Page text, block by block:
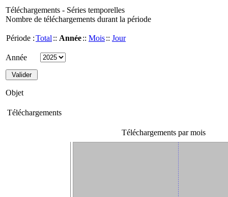
Téléchargements - Séries temporelles
Nombre de téléchargements durant la période
Période :Total :: Année:: Mois:: Jour
Année
Objet
Téléchargements
Téléchargements par mois